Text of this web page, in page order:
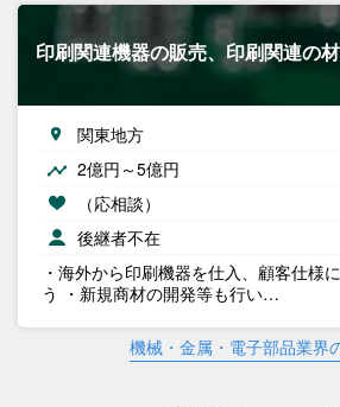
印刷関連機器の販売、印刷関連の
関東地方
2億円～5億円
（応相談）
後継者不在
・海外から印刷機器を仕入、顧客仕様
う ・新規商材の開発等も行い…
機械・金属・電子部品業界